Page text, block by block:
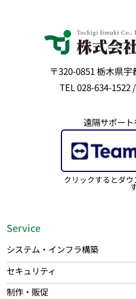
〒320-0851 栃木県
TEL 028-634-1522
遠隔サポー
クリックするとダ
Service
システム・インフラ構築
セキュリティ
制作・販促